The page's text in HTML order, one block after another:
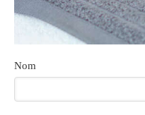
Nom